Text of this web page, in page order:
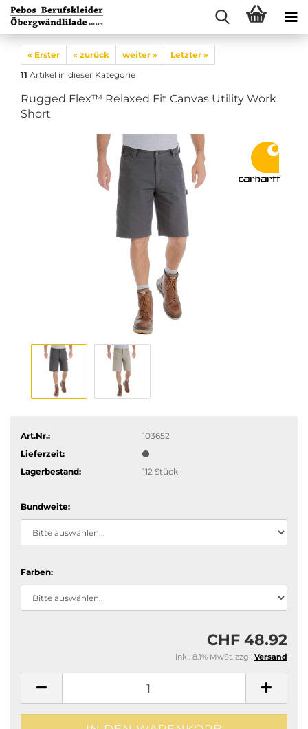
« Erster « zurück weiter »
Letzter »
11 Artikel in dieser Kategorie
Rugged Flex™ Relaxed Fit Canvas Utility Work
Short
Art.Nr.:
103652
Lieferzeit:
Lagerbestand:
112 Stück
Bundweite:
Farben:
CHF 48.92
inkl. 8.1% MwSt. zzgl. Versand